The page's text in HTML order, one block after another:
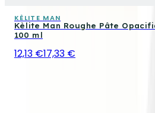
KÈLITE MAN
Kèlite Man Roughe Pâte
100 ml
12,13 €17,33 €